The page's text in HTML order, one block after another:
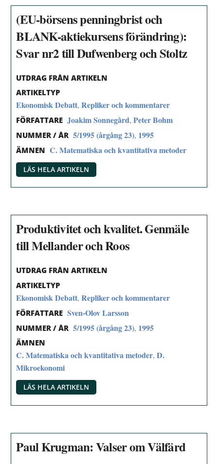
(EU-börsens penningbrist och
BLANK-aktiekursens förändring):
Svar nr2 till Dufwenberg och Stoltz
UTDRAG FRÅN ARTIKELN
ARTIKELTYP
Ekonomisk Debatt,Repliker och kommentarer
FÖRFATTARE Joakim Sonnegård,Peter Bohm
NUMMER / ÅR 5/1995 (årgång 23), 1995
ÄMNEN C. Matematiska och kvantitativa metoder
LÄS HELA ARTIKELN
Produktivitet och kvalitet. Genmäle
till Mellander och Roos
UTDRAG FRÅN ARTIKELN
ARTIKELTYP
Ekonomisk Debatt,Repliker och kommentarer
FÖRFATTARE Sven-Olov Larsson
NUMMER / ÅR 5/1995 (årgång 23), 1995
ÄMNEN
C. Matematiska och kvantitativa metoder,D.
Mikroekonomi
LÄS HELA ARTIKELN
Paul Krugman: Valser om Välfärd